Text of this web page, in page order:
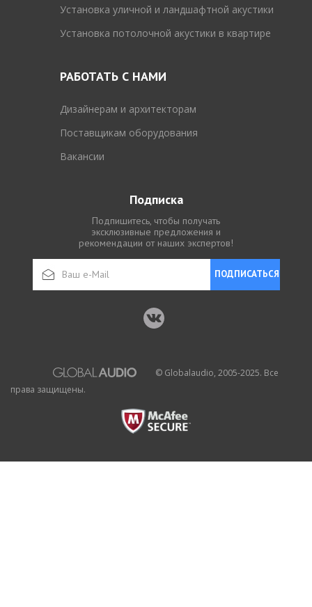
Установка уличной и ландшафтной акустики
Установка потолочной акустики в квартире
РАБОТАТЬ С НАМИ
Дизайнерам и архитекторам
Поставщикам оборудования
Вакансии
Подписка
Подпишитесь, чтобы получать
эксклюзивные предложения и
рекомендации от наших экспертов!
ПОДПИСАТЬСЯ
© Globalaudio, 2005-2025. Все
права защищены.